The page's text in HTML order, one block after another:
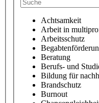
Achtsamkeit
Arbeit in
Arbeitsschutz
Beratung
Berufs- und
Bildung für
Brandschutz
Burnout